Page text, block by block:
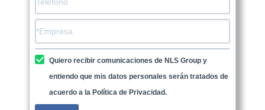
Quiero recibir comunicaciones de NLS Group y
entiendo que mis datos personales serán tratados de
acuerdo a la Política de Privacidad.